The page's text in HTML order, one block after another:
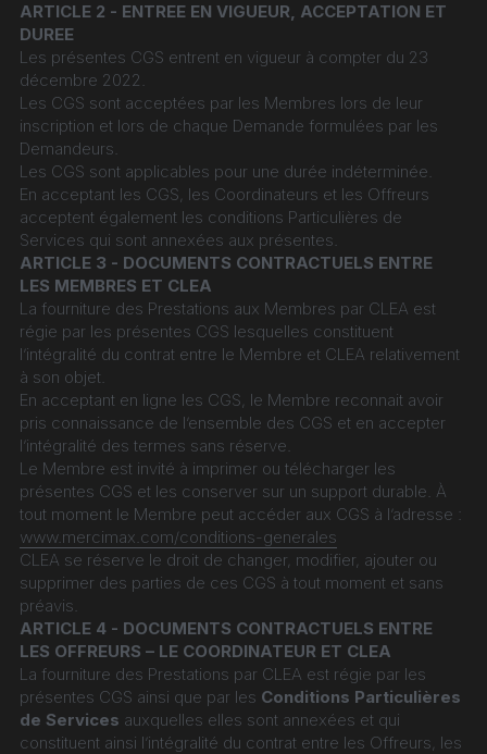
ARTICLE 2 - ENTREE EN VIGUEUR, ACCEPTATION ET
DUREE
Les présentes CGS entrent en vigueur à compter du 23
décembre 2022.
Les CGS sont acceptées par les Membres lors de leur
inscription et lors de chaque Demande formulées par les
Demandeurs.
Les CGS sont applicables pour une durée indéterminée.
En acceptant les CGS, les Coordinateurs et les Offreurs
acceptent également les conditions Particulières de
Services qui sont annexées aux présentes.
ARTICLE 3 - DOCUMENTS CONTRACTUELS ENTRE
LES MEMBRES ET CLEA
La fourniture des Prestations aux Membres par CLEA est
régie par les présentes CGS lesquelles constituent
l’intégralité du contrat entre le Membre et CLEA relativement
à son objet.
En acceptant en ligne les CGS, le Membre reconnait avoir
pris connaissance de l’ensemble des CGS et en accepter
l’intégralité des termes sans réserve.
Le Membre est invité à imprimer ou télécharger les
présentes CGS et les conserver sur un support durable. À
www.mercimax.com/conditions-generales
CLEA se réserve le droit de changer, modifier, ajouter ou
supprimer des parties de ces CGS à tout moment et sans
préavis.
ARTICLE 4 - DOCUMENTS CONTRACTUELS ENTRE
LES OFFREURS – LE COORDINATEUR ET CLEA
La fourniture des Prestations par CLEA est régie par les
présentes CGS ainsi que par les Conditions Particulières
de Services auxquelles elles sont annexées et qui
constituent ainsi l’intégralité du contrat entre les Offreurs, les